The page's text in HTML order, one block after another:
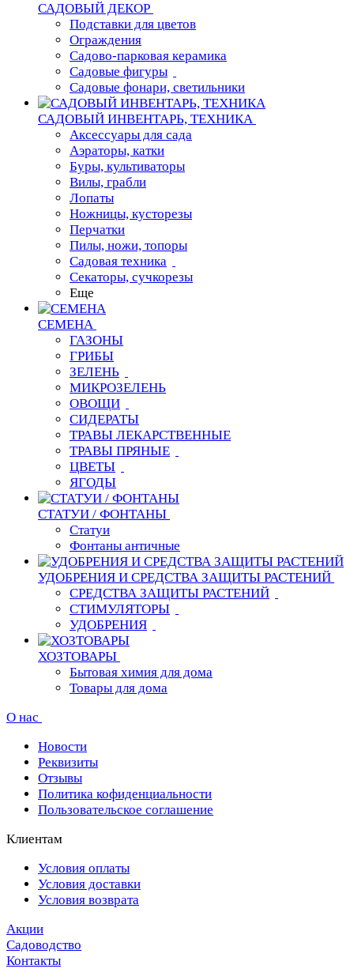
САДОВЫЙ ДЕКОР
Подставки для цветов
Ограждения
Садово-парковая керамика
Садовые фигуры
Садовые фонари, светильники
САДОВЫЙ ИНВЕНТАРЬ, ТЕХНИКА
Аксессуары для сада
Аэраторы, катки
Буры, культиваторы
Вилы, грабли
Лопаты
Ножницы, кусторезы
Перчатки
Пилы, ножи, топоры
Садовая техника
Секаторы, сучкорезы
Еще
СЕМЕНА
ГАЗОНЫ
ГРИБЫ
ЗЕЛЕНЬ
МИКРОЗЕЛЕНЬ
ОВОЩИ
СИДЕРАТЫ
ТРАВЫ ЛЕКАРСТВЕННЫЕ
ТРАВЫ ПРЯНЫЕ
ЦВЕТЫ
ЯГОДЫ
СТАТУИ / ФОНТАНЫ
Статуи
Фонтаны античные
УДОБРЕНИЯ И СРЕДСТВА ЗАЩИТЫ РАСТЕНИЙ
СРЕДСТВА ЗАЩИТЫ РАСТЕНИЙ
СТИМУЛЯТОРЫ
УДОБРЕНИЯ
ХОЗТОВАРЫ
Бытовая химия для дома
Товары для дома
О нас
Новости
Реквизиты
Отзывы
Политика кофиденциальности
Пользовательское соглашение
Клиентам
Условия оплаты
Условия доставки
Условия возврата
Акции
Садоводство
Контакты